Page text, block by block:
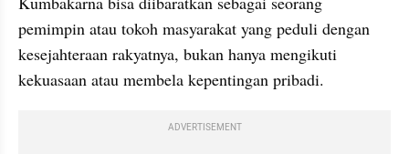
pemimpin atau tokoh masyarakat yang peduli dengan
kesejahteraan rakyatnya, bukan hanya mengikuti
kekuasaan atau membela kepentingan pribadi.
ADVERTISEMENT